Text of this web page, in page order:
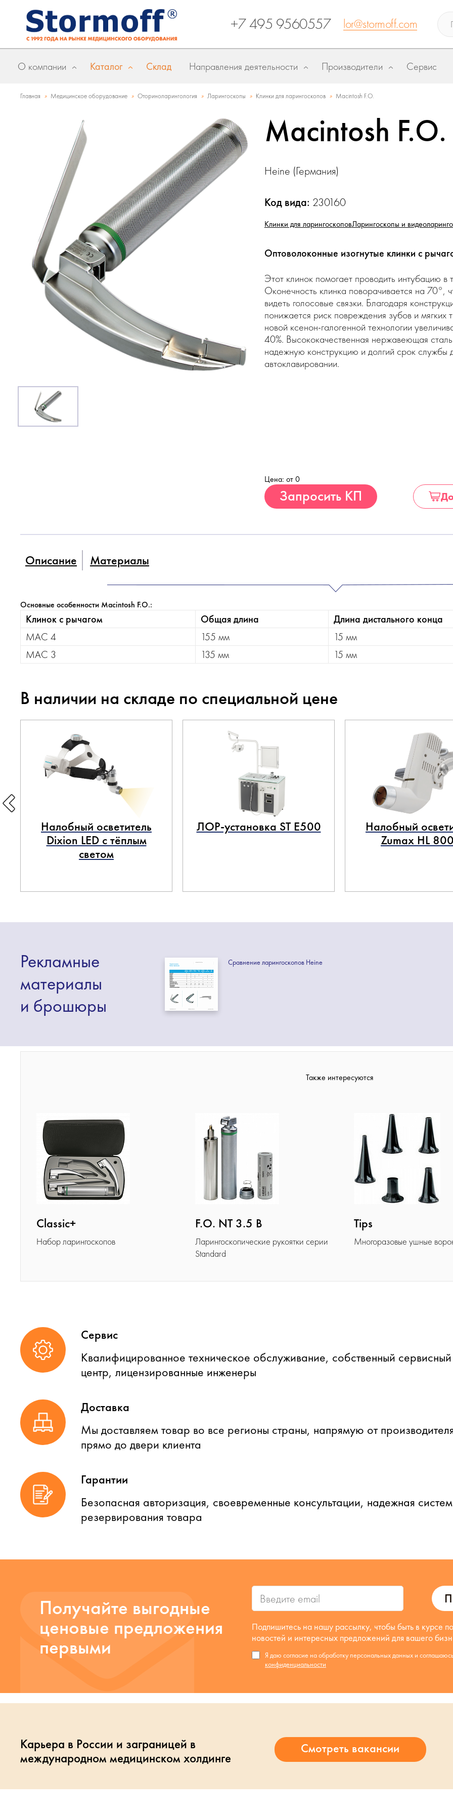
+7 495 9560557 lor@stormoff.com
О компании Каталог Склад Направления деятельности Производители Сервис
Главная » Медицинское оборудование » Оториноларингология » Ларингоскопы » Клинки для ларингоскопов » Macintosh F.O.
Macintosh F.O.
Heine (Германия)
Код вида: 230160
Клинки для ларингоскоповЛарингоскопы и
Оптоволоконные изогнутые клинки с
Этот клинок помогает проводить интубацию в
Оконечность клинка поворачивается на 70°,
видеть голосовые связки. Благодаря
понижается риск повреждения зубов и мягких
новой ксенон-галогенной технологии
40%. Высококачественная нержавеющая
надежную конструкцию и долгий срок службы
автоклавировании.
Цена: от 0
Запросить КП
Описание Материалы
Основные особенности Macintosh F.O.:
Клинок с рычагом Общая длина
Длина дистального конца
МАС 4
155 мм
15 мм
МАС 3
135 мм 15 мм
В наличии на складе по специальной цене
Налобный осветитель
Dixion LED с тёплым
светом
ЛОР-установка ST E500
Налобный
Zumax HL
Рекламные
материалы
и брошюры
Сравнение ларингоскопов Heine
Также интересуются
Classic+
Набор ларингоскопов
F.O. NT 3.5 В
Ларингоскопические рукоятки серии
Standard
Tips
Многоразовые ушные
Сервис
Квалифицированное техническое обслуживание, собственный сервисный
центр, лицензированные инженеры
Доставка
Мы доставляем товар во все регионы страны, напрямую от
прямо до двери клиента
Гарантии
Безопасная авторизация, своевременные консультации, надежная
резервирования товара
Получайте выгодные
ценовые предложения
первыми
Подпишитесь на нашу рассылку, чтобы быть в курсе
новостей и интересных предложений для вашего
Я даю согласие на обработку персональных данных и
конфиденциальности
Карьера в России и заграницей в
международном медицинском холдинге